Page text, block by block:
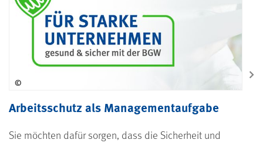
Arbeitsschutz als Managementaufgabe
Sie möchten dafür sorgen, dass die Sicherheit und
©